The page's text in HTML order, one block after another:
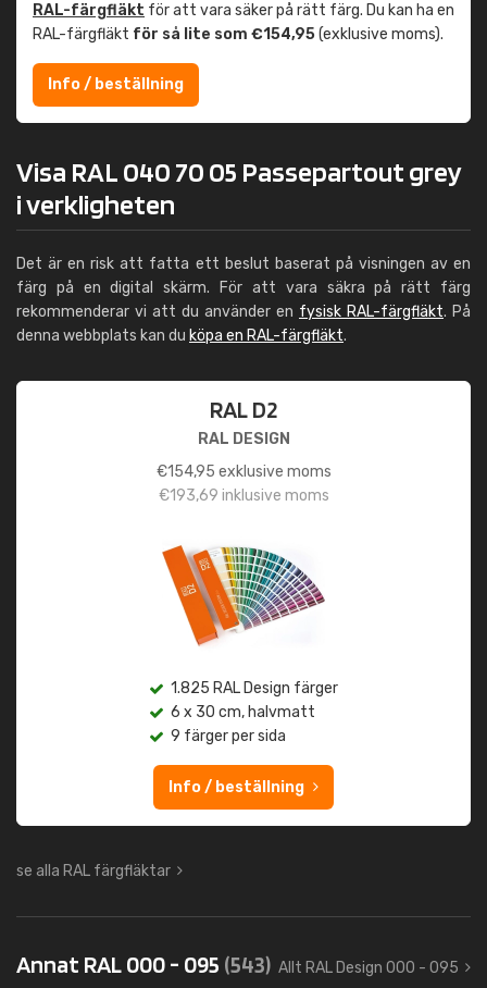
RAL-färgfläkt för att vara säker på rätt färg. Du kan ha en
RAL-färgfläkt för så lite som €154,95(exklusive moms).
Info / beställning
Visa RAL 040 70 05 Passepartout grey
i verkligheten
Det är en risk att fatta ett beslut baserat på visningen av en
färg på en digital skärm. För att vara säkra på rätt färg
rekommenderar vi att du använder en fysisk RAL-färgfläkt. På
denna webbplats kan du köpa en RAL-färgfläkt.
RAL D2
RAL DESIGN
€154,95 exklusive moms
€193,69 inklusive moms
1.825 RAL Design färger
6 x 30 cm, halvmatt
9 färger per sida
Info / beställning
se alla RAL färgfläktar
Annat RAL 000 - 095 (543) Allt RAL Design 000 - 095